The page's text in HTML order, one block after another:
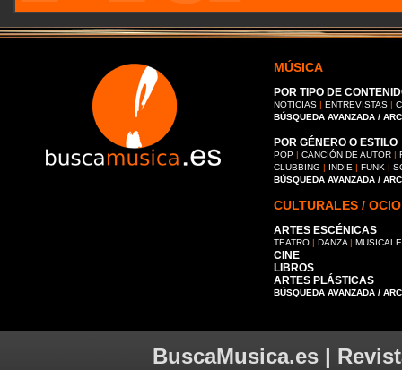
MÚSICA
POR TIPO DE
NOTICIAS | ENTREVISTAS |
BÚSQUEDA AVANZADA /
POR GÉNERO O ESTILO
POP | CANCIÓN DE AUTOR |
CLUBBING | INDIE | FUNK |
BÚSQUEDA AVANZADA /
CULTURALES / OCIO
ARTES ESCÉNICAS
TEATRO | DANZA |
CINE
LIBROS
ARTES PLÁSTICAS
BÚSQUEDA AVANZADA /
BuscaMusica.es |